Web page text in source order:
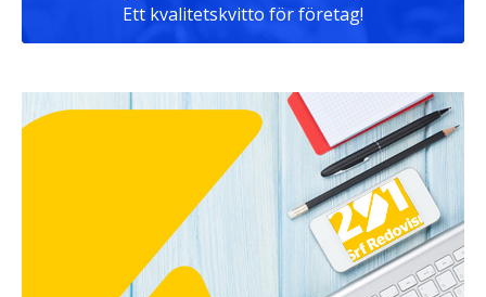
Ett kvalitetskvitto för företag!